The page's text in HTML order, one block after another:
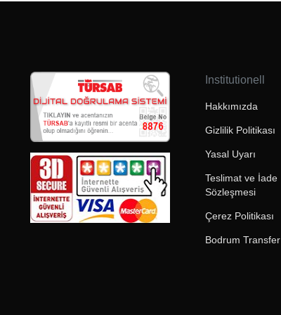
Institutionell
Hakkımızda
Gizlilik Politikası
Yasal Uyarı
Teslimat ve İade
Sözleşmesi
Çerez Politikası
Bodrum Transfer